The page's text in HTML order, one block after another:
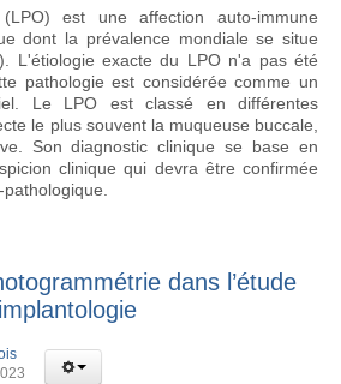
est une affection auto-immune
dont la prévalence mondiale se situe
L'étiologie exacte du LPO n'a pas été
pathologie est considérée comme un
Le LPO est classé en différentes
le plus souvent la muqueuse buccale,
Son diagnostic clinique se base en
clinique qui devra être confirmée
dans l’étude